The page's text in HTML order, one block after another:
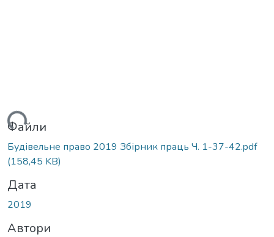
Файли
Будівельне право 2019 Збірник праць Ч. 1-37-42.pdf
(158,45 KB)
Дата
2019
Автори